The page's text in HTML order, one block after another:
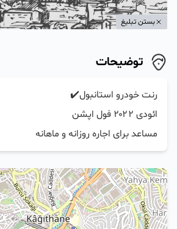
بستن تبلیغ
توضیحات
مساعد برای اجاره روزانه و ماهانه